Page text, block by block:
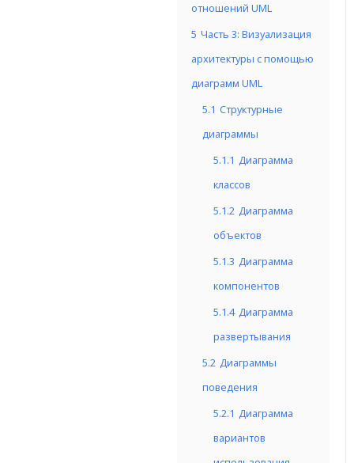
отношений UML
5 Часть 3: Визуализация
архитектуры с помощью
диаграмм UML
5.1 Структурные
диаграммы
5.1.1 Диаграмма
классов
5.1.2 Диаграмма
объектов
5.1.3 Диаграмма
компонентов
5.1.4 Диаграмма
развертывания
5.2 Диаграммы
поведения
5.2.1 Диаграмма
вариантов